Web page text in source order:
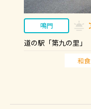
鳴門
道の駅「第九の里」
和食